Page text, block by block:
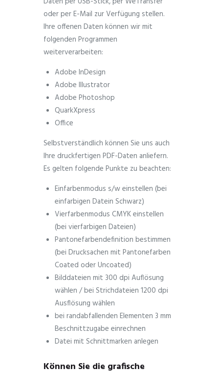
oder per E-Mail zur Verfügung stellen.
Ihre offenen Daten können wir mit
folgenden Programmen
weiterverarbeiten:
Adobe InDesign
Adobe Illustrator
Adobe Photoshop
QuarkXpress
Office
Selbstverständlich können Sie uns auch
Ihre druckfertigen PDF-Daten anliefern.
Es gelten folgende Punkte zu beachten:
Einfarbenmodus s/w einstellen (bei
einfarbigen Datein Schwarz)
Vierfarbenmodus CMYK einstellen
(bei vierfarbigen Dateien)
Pantonefarbendefinition bestimmen
(bei Drucksachen mit Pantonefarben
Coated oder Uncoated)
Bilddateien mit 300 dpi Auflösung
wählen / bei Strichdateien 1200 dpi
Ausflösung wählen
bei randabfallenden Elementen 3 mm
Beschnittzugabe einrechnen
Datei mit Schnittmarken anlegen
Können Sie die grafische